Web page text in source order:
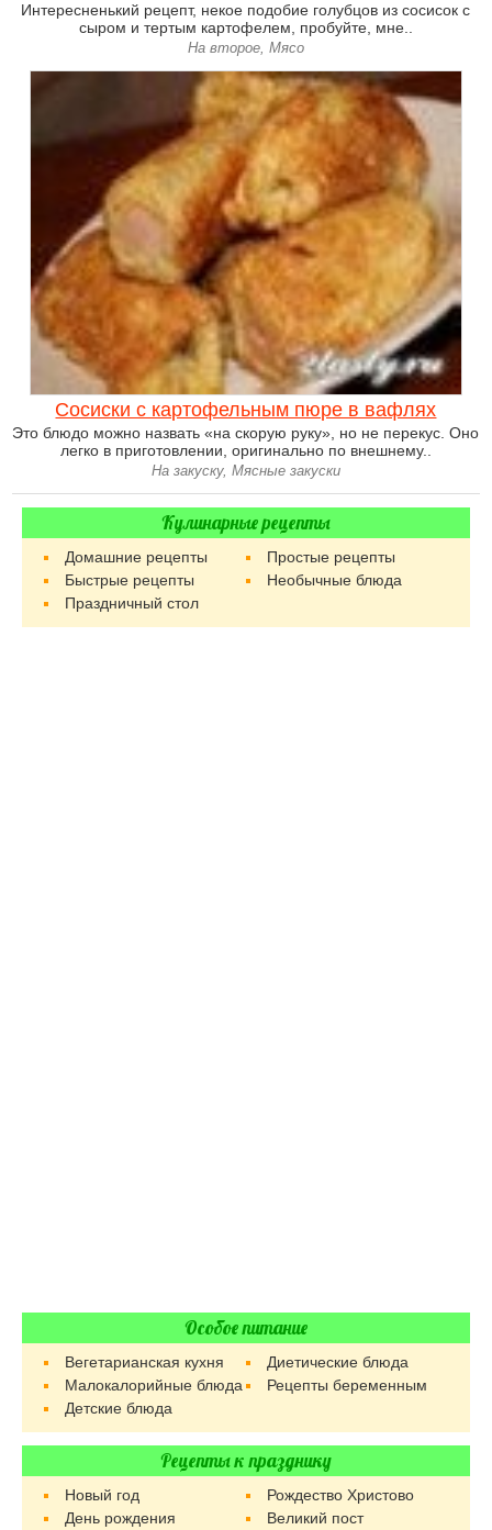
Интересненький рецепт, некое подобие голубцов из сосисок с
сыром и тертым картофелем, пробуйте, мне..
На второе, Мясо
Сосиски с картофельным пюре в вафлях
Это блюдо можно назвать «на скорую руку», но не перекус. Оно
легко в приготовлении, оригинально по внешнему..
На закуску, Мясные закуски
Кулинарные рецепты
Домашние рецепты
Простые рецепты
Быстрые рецепты
Необычные блюда
Праздничный стол
Особое питание
Вегетарианская кухня
Диетические блюда
Малокалорийные блюда
Рецепты беременным
Детские блюда
Рецепты к празднику
Новый год
Рождество Христово
День рождения
Великий пост